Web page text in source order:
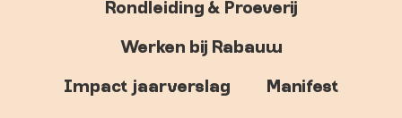
Rondleiding & Proeverij
Werken bij Rabauw
Impact jaarverslag Manifest